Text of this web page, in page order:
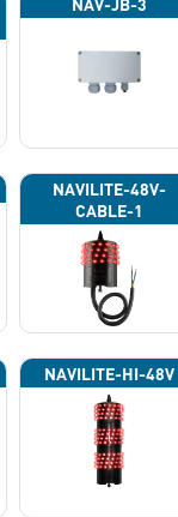
NAVILITE-48V-
CABLE-1
NAVILITE-HI-48V